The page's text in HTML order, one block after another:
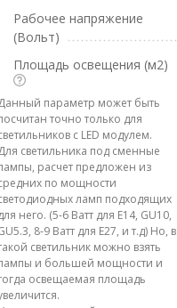
Рабочее напряжение
(Вольт)
Площадь освещения (м2)
параметр может быть
точно только для
с LED модулем.
светильника под сменные
расчет предложен из
по мощности
ламп подходящих
него. (5-6 Ватт для E14, GU10,
8-9 Ватт для E27, и т.д) Но, в
светильник можно взять
и большей мощности и
освещаемая площадь